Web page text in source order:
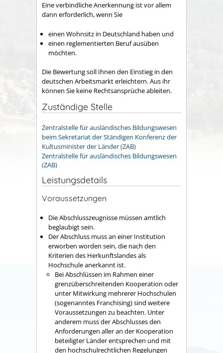
Eine verbindliche Anerkennung ist vor allem
dann erforderlich, wenn Sie
einen Wohnsitz in Deutschland haben und
einen reglementierten Beruf ausüben
möchten.
Die Bewertung soll Ihnen den Einstieg in den
deutschen Arbeitsmarkt erleichtern. Aus ihr
können Sie keine Rechtsansprüche ableiten.
Zuständige Stelle
Zentralstelle für ausländisches Bildungswesen
beim Sekretariat der Ständigen Konferenz der
Kultusminister der Länder (ZAB)
Zentralstelle für ausländisches Bildungswesen
(ZAB)
Leistungsdetails
Voraussetzungen
Die Abschlusszeugnisse müssen amtlich
beglaubigt sein.
Der Abschluss muss an einer Institution
erworben worden sein, die nach den
Kriterien des Herkunftslandes als
Hochschule anerkannt ist.
Bei Abschlüssen im Rahmen einer
grenzüberschreitenden Kooperation oder
unter Mitwirkung mehrerer Hochschulen
(sogenanntes Franchising) sind weitere
Voraussetzungen zu beachten. Unter
anderem muss der Abschlusses den
Anforderungen aller an der Kooperation
beteiligter Länder entsprechen und mit
den hochschulrechtlichen Regelungen